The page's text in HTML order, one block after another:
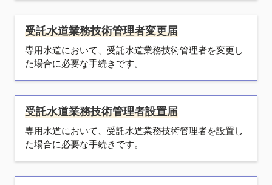
受託水道業務技術管理者変更届
専用水道において、受託水道業務技術管理者を変更し
た場合に必要な手続きです。
受託水道業務技術管理者設置届
専用水道において、受託水道業務技術管理者を設置し
た場合に必要な手続きです。